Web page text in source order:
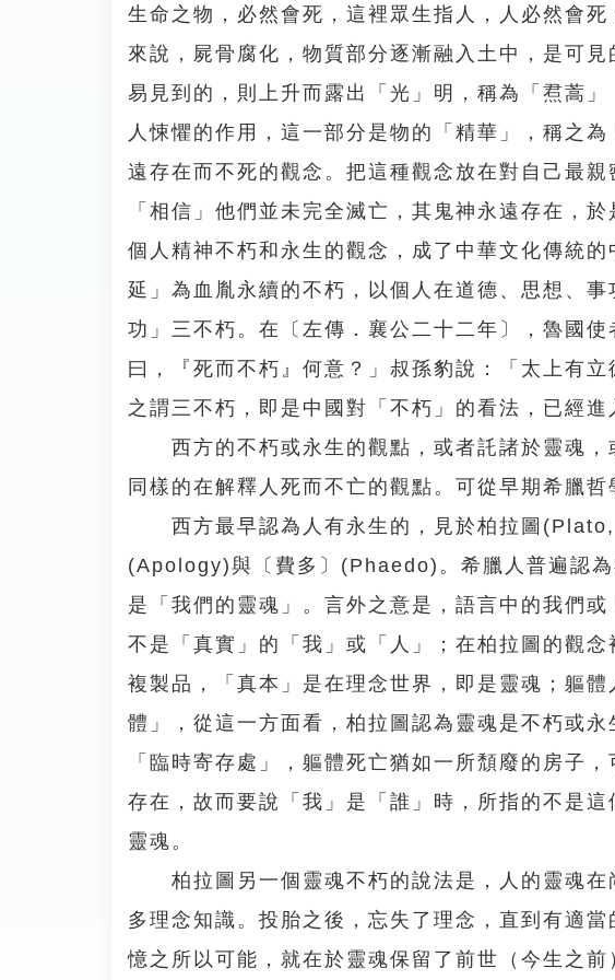
生命之物，必然會死，這裡眾生指人，人必然會
來說，屍骨腐化，物質部分逐漸融入土中，是可
易見到的，則上升而露出「光」明，稱為「焄蒿
人悚懼的作用，這一部分是物的「精華」，稱之
遠存在而不死的觀念。把這種觀念放在對自己最
「相信」他們並未完全滅亡，其鬼神永遠存在，
個人精神不朽和永生的觀念，成了中華文化傳統
延」為血胤永續的不朽，以個人在道德、思想、
功」三不朽。在〔左傳．襄公二十二年〕，魯國
曰，『死而不朽』何意？」叔孫豹說：「太上有
之謂三不朽，即是中國對「不朽」的看法，已經
西方的不朽或永生的觀點，或者託諸於靈魂，
同樣的在解釋人死而不亡的觀點。可從早期希臘哲
西方最早認為人有永生的，見於柏拉圖
(Apology)與〔費多〕(Phaedo)。希臘人普遍認
是「我們的靈魂」。言外之意是，語言中的我們
不是「真實」的「我」或「人」；在柏拉圖的觀
複製品，「真本」是在理念世界，即是靈魂；軀
體」，從這一方面看，柏拉圖認為靈魂是不朽或
「臨時寄存處」，軀體死亡猶如一所頹廢的房子
存在，故而要說「我」是「誰」時，所指的不是
靈魂。
柏拉圖另一個靈魂不朽的說法是，人的靈魂在
多理念知識。投胎之後，忘失了理念，直到有適
憶之所以可能，就在於靈魂保留了前世（今生之